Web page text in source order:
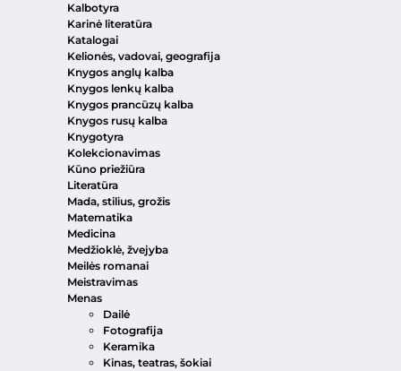
Kalbotyra
Karinė literatūra
Katalogai
Kelionės, vadovai, geografija
Knygos anglų kalba
Knygos lenkų kalba
Knygos prancūzų kalba
Knygos rusų kalba
Knygotyra
Kolekcionavimas
Kūno priežiūra
Literatūra
Mada, stilius, grožis
Matematika
Medicina
Medžioklė, žvejyba
Meilės romanai
Meistravimas
Menas
Dailė
Fotografija
Keramika
Kinas, teatras, šokiai